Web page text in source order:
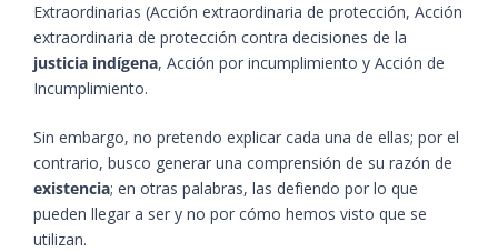
Extraordinarias (Acción extraordinaria de protección, Acción
extraordinaria de protección contra decisiones de la
justicia indígena, Acción por incumplimiento y Acción de
Incumplimiento.
Sin embargo, no pretendo explicar cada una de ellas; por el
contrario, busco generar una comprensión de su razón de
existencia; en otras palabras, las defiendo por lo que
pueden llegar a ser y no por cómo hemos visto que se
utilizan.